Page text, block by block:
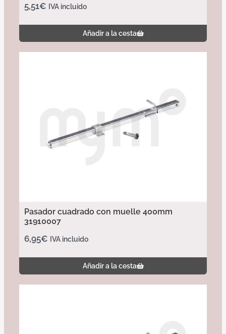
5,51€ IVA incluido
Añadir a la cesta
Pasador cuadrado con muelle 400mm
31910007
6,95€ IVA incluido
Añadir a la cesta